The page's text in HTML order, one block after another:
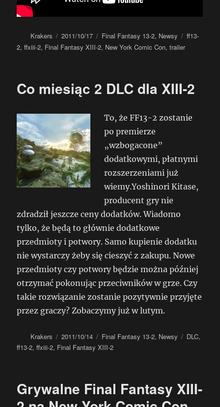
Autor
Krakers
Data
publikacji
2011/10/17 Kategorie
Final Fantasy 13-2, Newsy Tagi
ff13-
2,ffxiii-2, Final Fantasy XIII-2, New York Comic Con,trailer
Co miesiąc 2 DLC dla XIII-2
To, że FF13-2 zostanie
po premierze
„wzbogacone”
dodatkowymi, płatnymi
rozszerzeniami już
wiemy.Yoshinori Kitase,
producent gry nie
zdradził jeszcze ceny dodatków. Wiadomo
tylko, że będą to głównie dodatkowe
przedmioty i potwory. Samo kupienie dodatku
nie wystarczy żeby się cieszyć z zakupu. Nowe
przedmioty czy potwory będzie można później
otrzymać pokonując przeciwników w grze. Czy
takie rozwiązanie zostanie pozytywnie przyjęte
przez graczy? Zobaczymy już w lutym.
Autor
Krakers
Data
publikacji
2011/10/14 Kategorie
Final Fantasy 13-2, Newsy Tagi
DLC,
ff13-2,ffxiii-2, Final Fantasy XIII-2
Grywalne Final Fantasy XIII-